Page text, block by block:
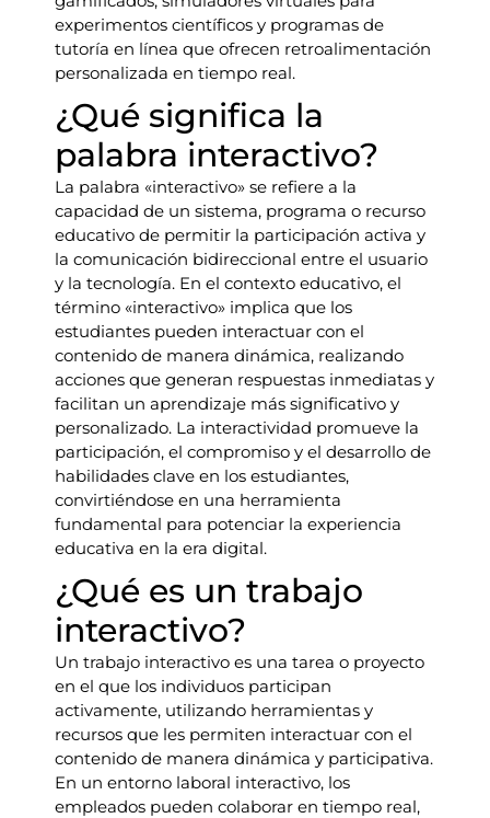
experimentos científicos y programas de
tutoría en línea que ofrecen retroalimentación
personalizada en tiempo real.
¿Qué significa la
palabra interactivo?
La palabra «interactivo» se refiere a la
capacidad de un sistema, programa o recurso
educativo de permitir la participación activa y
la comunicación bidireccional entre el usuario
y la tecnología. En el contexto educativo, el
término «interactivo» implica que los
estudiantes pueden interactuar con el
contenido de manera dinámica, realizando
acciones que generan respuestas inmediatas y
facilitan un aprendizaje más significativo y
personalizado. La interactividad promueve la
participación, el compromiso y el desarrollo de
habilidades clave en los estudiantes,
convirtiéndose en una herramienta
fundamental para potenciar la experiencia
educativa en la era digital.
¿Qué es un trabajo
interactivo?
Un trabajo interactivo es una tarea o proyecto
en el que los individuos participan
activamente, utilizando herramientas y
recursos que les permiten interactuar con el
contenido de manera dinámica y participativa.
En un entorno laboral interactivo, los
empleados pueden colaborar en tiempo real,